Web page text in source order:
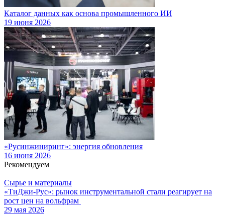
Каталог данных как основа промышленного ИИ
19 июня 2026
«Русинжиниринг»: энергия обновления
16 июня 2026
Рекомендуем
Сырье и материалы
«ТиДжи-Рус»: рынок инструментальной стали реагирует на
рост цен на вольфрам
29 мая 2026